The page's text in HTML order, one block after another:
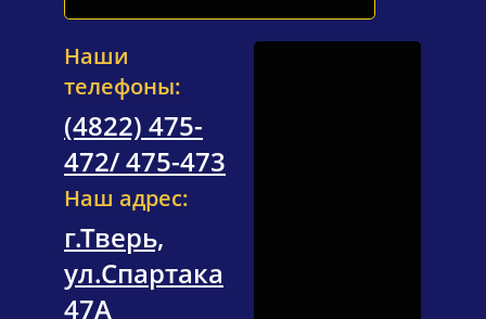
Наши
телефоны:
(4822) 475-
472/ 475-473
Наш адрес:
г.Тверь,
ул.Спартака
47А